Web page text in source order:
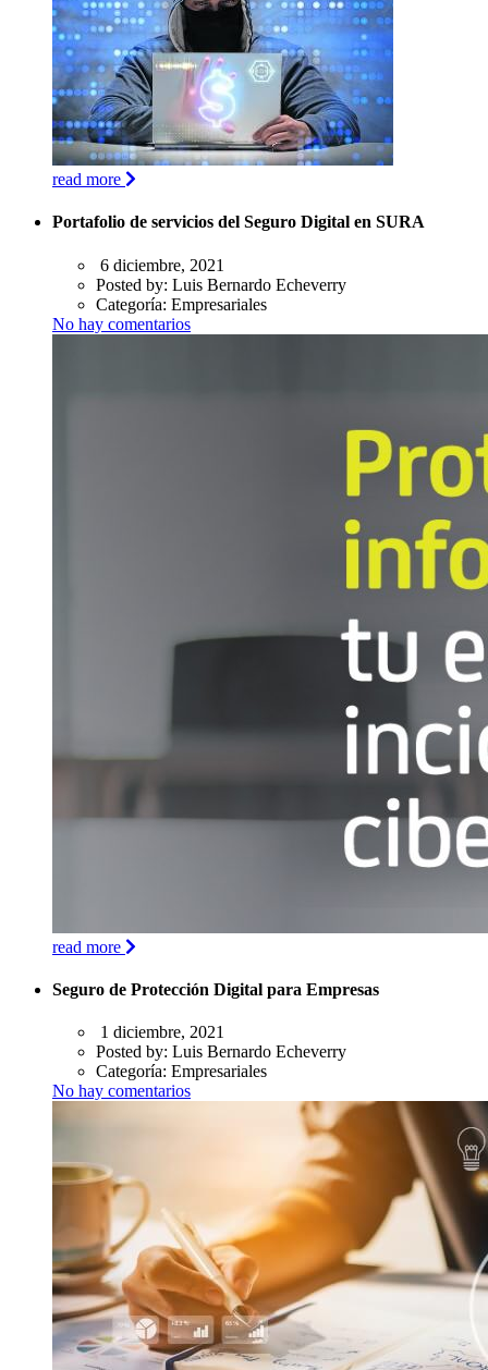
read more
Portafolio de servicios del Seguro Digital en SURA
6 diciembre, 2021
Posted by: Luis Bernardo Echeverry
Categoría: Empresariales
No hay comentarios
read more
Seguro de Protección Digital para Empresas
1 diciembre, 2021
Posted by: Luis Bernardo Echeverry
Categoría: Empresariales
No hay comentarios